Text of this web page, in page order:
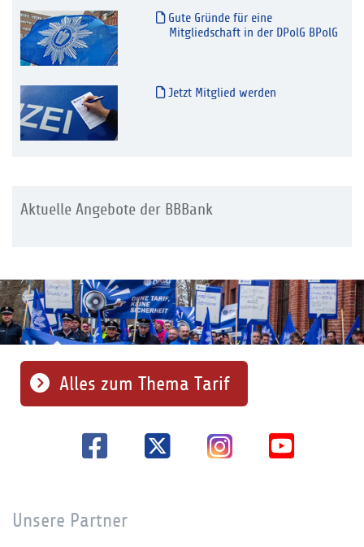
Gute Gründe für eine
Mitgliedschaft in der DPolG BPolG
Jetzt Mitglied werden
Aktuelle Angebote der BBBank
Alles zum Thema Tarif
Unsere Partner